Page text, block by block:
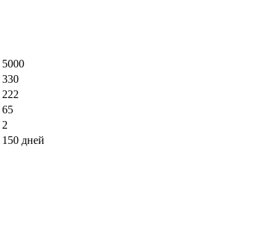
5000
330
222
65
2
150 дней